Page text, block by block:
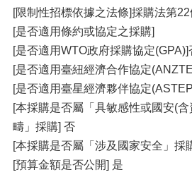
[限制性招標依據之法條]採購法第
[是否適用條約或協定之採購]
[是否適用WTO政府採購協定(GPA)]
[是否適用臺紐經濟合作協定
[是否適用臺星經濟夥伴協定
[本採購是否屬「具敏感性或國安(
疇」採購] 否
[本採購是否屬「涉及國家安全」採
[預算金額是否公開] 是